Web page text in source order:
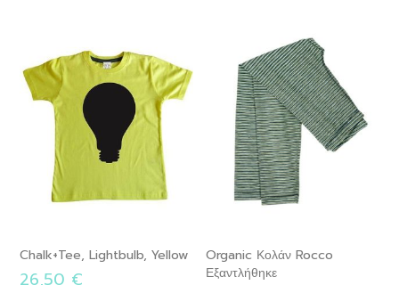
Chalk+tee, Lightbulb, Yellow
26,50 €
Organic Κολάν Rocco
Εξαντλήθηκε